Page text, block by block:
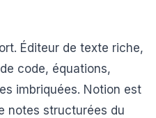
Éditeur de texte riche,
code, équations,
imbriquées. Notion est
notes structurées du